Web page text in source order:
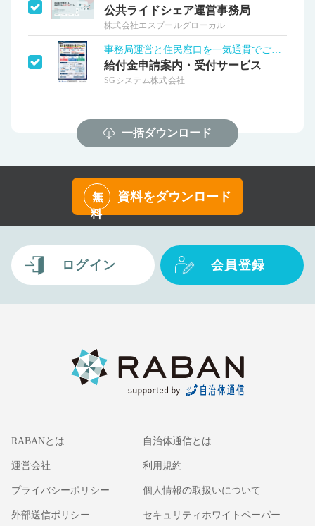
公共ライドシェア運営事務局
株式会社エスプールグローカル
給付金申請案内・受付サービス
SGシステム株式会社
一括ダウンロード
無
料
資料をダウンロード
ログイン 会員登録
RABANとは 自治体通信とは
運営会社 利用規約
プライバシーポリシー 個人情報の取扱いについて
外部送信ポリシー セキュリティホワイトペーパー